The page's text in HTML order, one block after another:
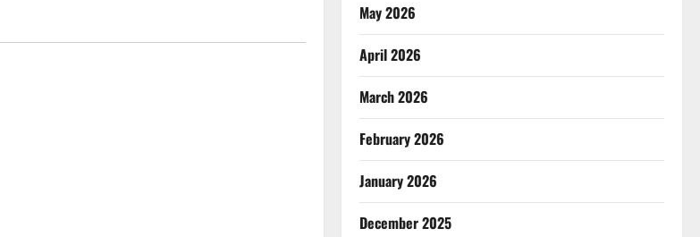
May 2026
April 2026
March 2026
February 2026
January 2026
December 2025